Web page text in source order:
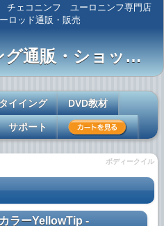
チェコニンフ ユーロニンフ専門店
ロッド通販・販売
フライフィッシング通販・ショップ 【Complete Angler】
イイング DVD教材
サポート
ボディークイル
ラーYellowTip -